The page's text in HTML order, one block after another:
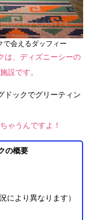
で会えるダッフィー
は、ディズニーシーの
設です。
ドックでグリーティン
ゃうんですよ！
の概要
より異なります）